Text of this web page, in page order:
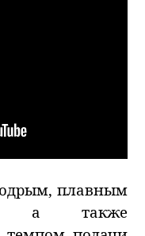
плавным
а также